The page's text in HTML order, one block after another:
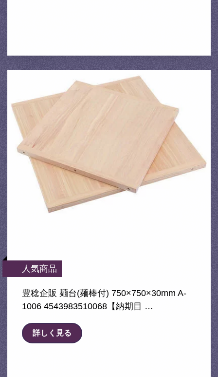
人気商品
豊稔企販 麺台(麺棒付) 750×750×30mm A-
1006 4543983510068【納期目 …
詳しく見る